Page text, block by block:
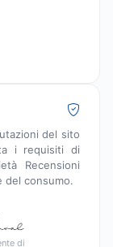
del sito
i requisiti di
Recensioni
del consumo.
di